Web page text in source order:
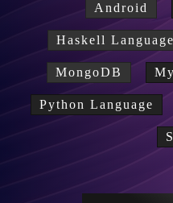
Android
Haskell Language
MongoDB
Python Language